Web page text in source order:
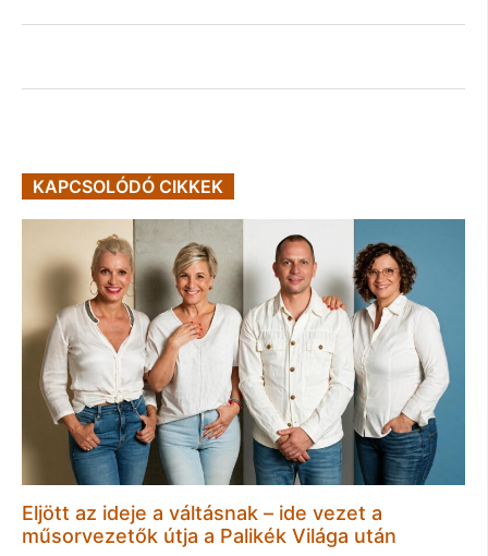
KAPCSOLÓDÓ CIKKEK
Eljött az ideje a váltásnak – ide vezet a
műsorvezetők útja a Palikék Világa után